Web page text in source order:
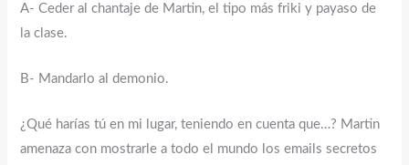
A- Ceder al chantaje de Martin, el tipo más friki y payaso de
la clase.
B- Mandarlo al demonio.
¿Qué harías tú en mi lugar, teniendo en cuenta que…? Martin
amenaza con mostrarle a todo el mundo los emails secretos